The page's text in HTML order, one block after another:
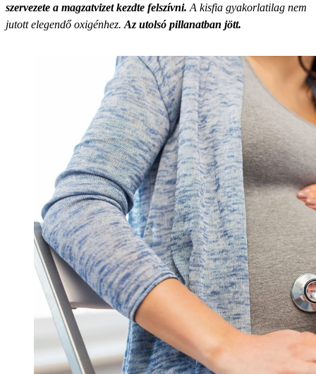
szervezete a magzatvizet kezdte felszívni. A kisfia gyakorlatilag nem
jutott elegendő oxigénhez. Az utolsó pillanatban jött.